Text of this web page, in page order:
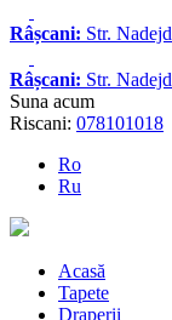
Râșcani: Str.
Râșcani: Str.
Suna acum
Riscani: 078101018
Ro
Ru
Acasă
Tapete
Draperii